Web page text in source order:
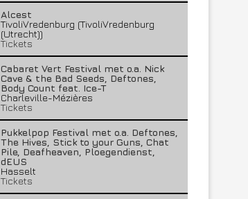
Alcest
TivoliVredenburg (TivoliVredenburg
(Utrecht))
Tickets
Cabaret Vert Festival met o.a. Nick
Cave & the Bad Seeds, Deftones,
Body Count feat. Ice-T
Charleville-Mézières
Tickets
Pukkelpop Festival met o.a. Deftones,
The Hives, Stick to your Guns, Chat
Pile, Deafheaven, Ploegendienst,
dEUS
Hasselt
Tickets